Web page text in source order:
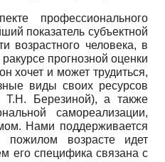
профессионального
показатель субъектной
возрастного человека, в
прогнозной оценки
хочет и может трудиться,
виды своих ресурсов
Березиной), а также
самореализации,
Нами поддерживается
возрасте идет
его специфика связана с